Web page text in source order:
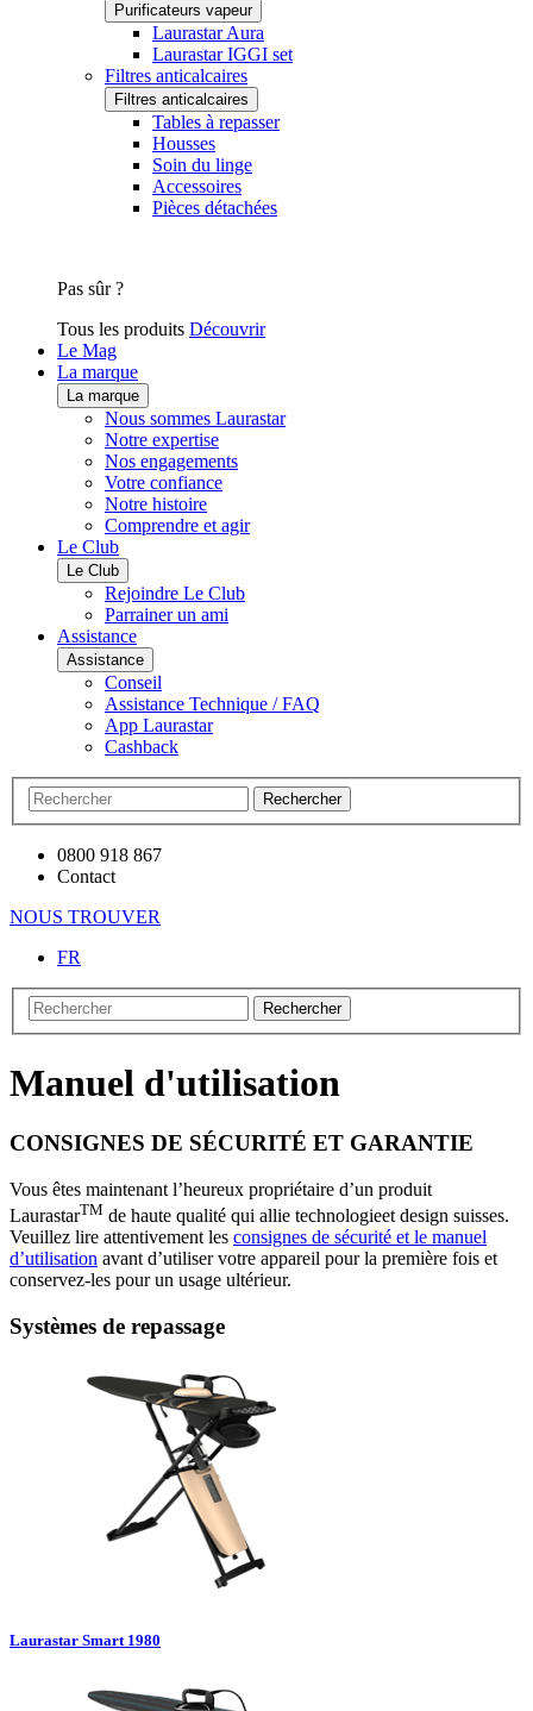
Purificateurs vapeur
Laurastar Aura
Laurastar IGGI set
Filtres anticalcaires
Filtres anticalcaires
Tables à repasser
Housses
Soin du linge
Accessoires
Pièces détachées
Pas sûr ?
Tous les produits Découvrir
Le Mag
La marque
La marque
Nous sommes Laurastar
Notre expertise
Nos engagements
Votre confiance
Notre histoire
Comprendre et agir
Le Club
Le Club
Rejoindre Le Club
Parrainer un ami
Assistance
Assistance
Conseil
Assistance Technique / FAQ
App Laurastar
Cashback
Rechercher
0800 918 867
Contact
NOUS TROUVER
FR
Rechercher
Manuel d'utilisation
CONSIGNES DE SÉCURITÉ ET GARANTIE
Vous êtes maintenant l’heureux propriétaire d’un produit
LaurastarTM de haute qualité qui allie technologieet design suisses.
Veuillez lire attentivement les consignes de sécurité et le manuel
d’utilisation avant d’utiliser votre appareil pour la première fois et
conservez-les pour un usage ultérieur.
Systèmes de repassage
Laurastar Smart 1980